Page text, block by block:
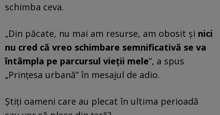
schimba ceva.
„Din păcate, nu mai am resurse, am obosit și nici
nu cred că vreo schimbare semnificativă se va
întâmpla pe parcursul vieții mele”, a spus
„Prințesa urbană” în mesajul de adio.
Știți oameni care au plecat în ultima perioadă